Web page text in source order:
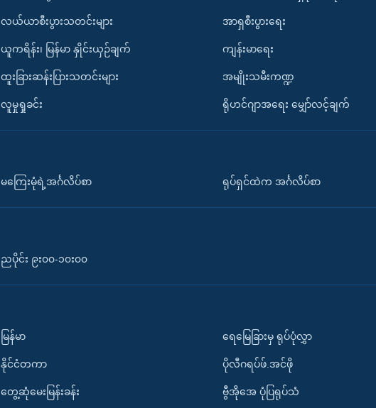
လယ်ယာစီးပွားသတင်းများ
ယူကရိန်း၊ မြန်မာ နှိုင်းယှဉ်ချက်
ထူးခြားဆန်းပြားသတင်းများ
လူမှုရှုခင်း
အာရှစီးပွားရေး
ကျန်းမာရေး
အမျိုးသမီးကဏ္ဍ
ရိုဟင်ဂျာအရေး မျှော်လင့်ချက်
မကြေးမုံရဲ့အင်္ဂလိပ်စာ ရုပ်ရှင်ထဲက အင်္ဂလိပ်စာ
ညပိုင်း ၉း၀၀-၁၀း၀၀
မြန်မာ
နိုင်ငံတကာ
တွေ့ဆုံမေးမြန်းခန်း
ရေမြေခြားမှ ရုပ်ပုံလွှာ
ပိုလီဂရပ်ဖ်.အင်ဖို
ဗွီအိုအေ ပုံပြရုပ်သံ